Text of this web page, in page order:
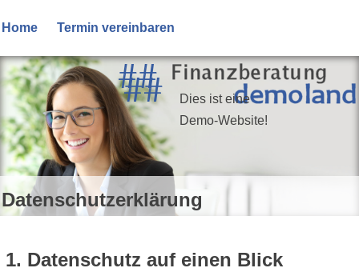
Home Termin vereinbaren
Dies ist eine
Demo-Website!
Datenschutzerklärung
1. Datenschutz auf einen Blick